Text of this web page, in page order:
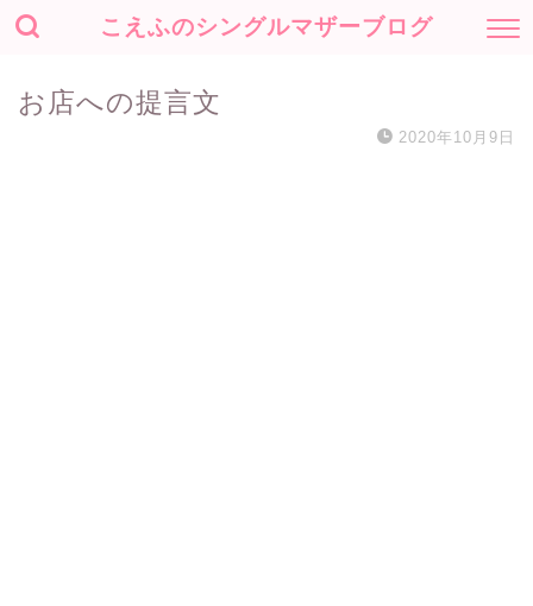
こえふのシングルマザーブログ
お店への提言文
2020年10月9日